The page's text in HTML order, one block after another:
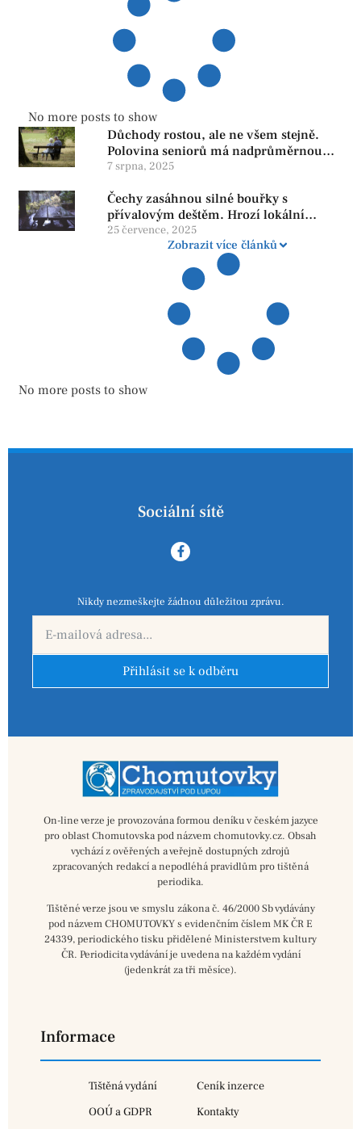
No more posts to show
Důchody rostou, ale ne všem stejně.
Polovina seniorů má nadprůměrnou
penzi, tisíce však žijí pod hranicí
reformy
7 srpna, 2025
Čechy zasáhnou silné bouřky s
přívalovým deštěm. Hrozí lokální
zatopení
25 července, 2025
Zobrazit více článků
No more posts to show
Sociální sítě
Nikdy nezmeškejte žádnou důležitou zprávu.
Přihlásit se k odběru
On-line verze je provozována formou deníku v českém jazyce
pro oblast Chomutovska pod názvem chomutovky.cz. Obsah
vychází z ověřených a veřejně dostupných zdrojů
zpracovaných redakcí a nepodléhá pravidlům pro tištěná
periodika.
Tištěné verze jsou ve smyslu zákona č. 46/2000 Sb vydávány
pod názvem CHOMUTOVKY s evidenčním číslem MK ČR E
24339, periodického tisku přidělené Ministerstvem kultury
ČR. Periodicita vydávání je uvedena na každém vydání
(jedenkrát za tři měsíce).
Informace
Tištěná vydání
Ceník inzerce
OOÚ a GDPR
Kontakty